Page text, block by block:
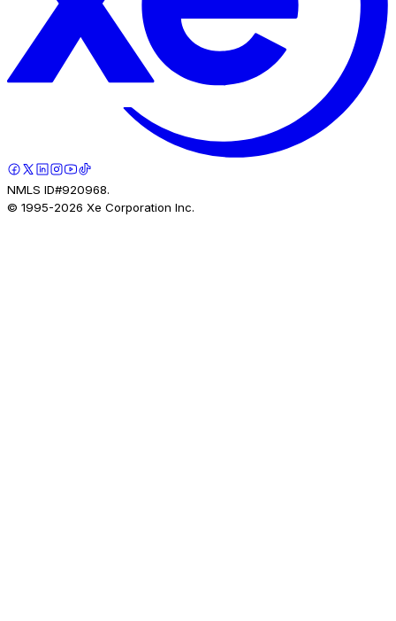
NMLS ID#920968.
© 1995-2026 Xe Corporation Inc.